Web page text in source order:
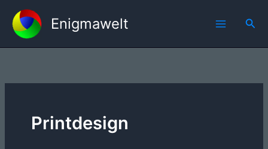
Inhalt
springen
Enigmawelt
Printdesign